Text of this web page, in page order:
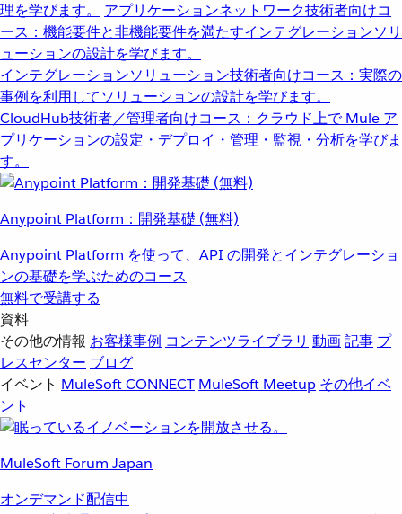
理を学びます。 アプリケーションネットワーク技術者向けコ
ース：機能要件と非機能要件を満たすインテグレーションソリ
ューションの設計を学びます。
インテグレーションソリューション技術者向けコース：実際の
事例を利用してソリューションの設計を学びます。
CloudHub技術者／管理者向けコース：クラウド上で Mule ア
プリケーションの設定・デプロイ・管理・監視・分析を学びま
す。
Anypoint Platform：開発基礎 (無料)
Anypoint Platform を使って、API の開発とインテグレーショ
ンの基礎を学ぶためのコース
無料で受講する
資料
その他の情報 お客様事例 コンテンツライブラリ 動画記事 プ
レスセンター ブログ
イベント MuleSoft CONNECT MuleSoft Meetup その他イベ
ント
MuleSoft Forum Japan
オンデマンド配信中